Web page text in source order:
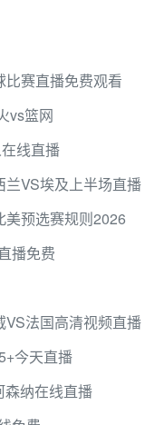
比赛直播免费观看
vs篮网
线直播
兰VS埃及上半场直播
美预选赛规则2026
播免费
VS法国高清视频直播
今天直播
森纳在线直播